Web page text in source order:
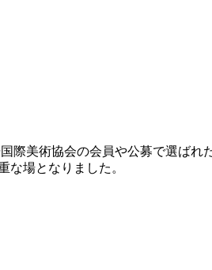
際美術協会の会員や公募で選ばれ
な場となりました。